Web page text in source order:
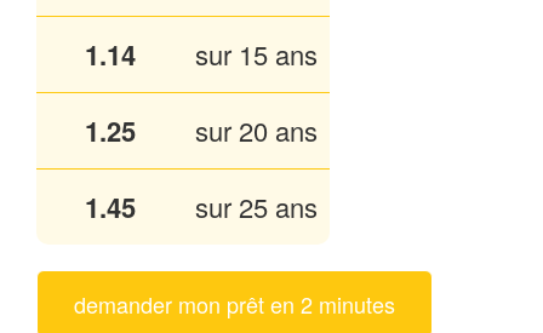
1.14 sur 15 ans
1.25 sur 20 ans
1.45 sur 25 ans
demander mon prêt en 2 minutes